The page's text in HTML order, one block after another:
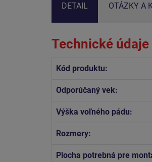
DETAIL OTÁZKY A
Technické údaje
Kód produktu:
Odporúčaný vek:
Výška voľného pádu:
Rozmery:
Plocha potrebná pre